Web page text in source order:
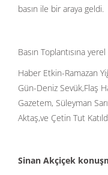
basın ile bir araya geldi.
Basın Toplantısına
Haber Etkin-Ramazan
Gün-Deniz Sevük,Flaş
Gazetem, Süleyman
Aktaş,ve Çetin Tut
Sinan Akçiçek